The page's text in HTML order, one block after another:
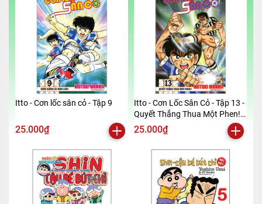
Itto - Cơn lốc sân cỏ - Tập 9
25.000₫
Itto - Cơn Lốc Sân Cỏ - Tập 13 -
Quyết Thắng Thua Một Phen!!
(Tái Bản 2024)
25.000₫